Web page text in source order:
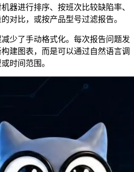
器进行排序、按班次比较缺陷率、
对比，或按产品型号过滤报告。
少了手动格式化。每次报告问题发
建图表，而是可以通过自然语言调
时间范围。